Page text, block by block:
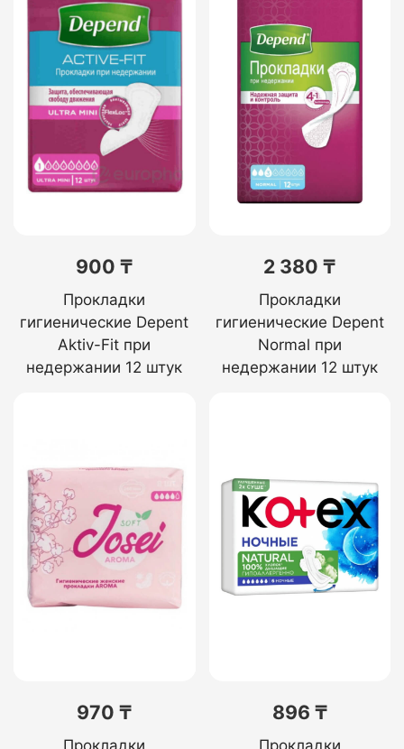
900 ₸
Прокладки
гигиенические Depent
Aktiv-Fit при
недержании 12 штук
2 380 ₸
Прокладки
гигиенические Depent
Normal при
недержании 12 штук
970 ₸
Прокладки
896 ₸
Прокладки